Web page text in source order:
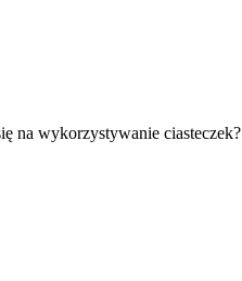
na wykorzystywanie ciasteczek?